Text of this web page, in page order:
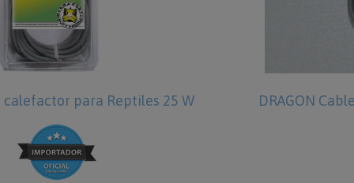
DRAGON Cable Calefactor para Reptiles 50